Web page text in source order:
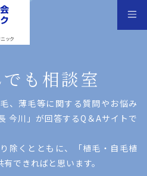
ック
も相談室
、薄⽑等に関する質問やお悩み
今川」が回答するQ＆Aサイトで
除くとともに、「植⽑・⾃⽑植
できればと思います。